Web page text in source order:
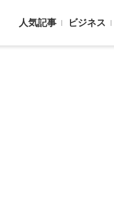
人気記事 ビジネス